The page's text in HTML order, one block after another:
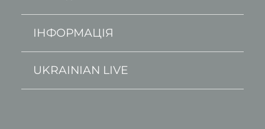
ІНФОРМАЦІЯ
UKRAINIAN LIVE